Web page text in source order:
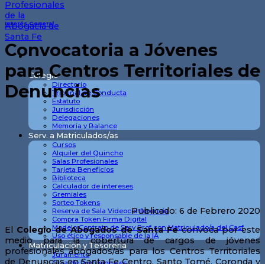
Colegio
Directorio
Tribunal de Conducta
Estatuto
Jurisdicción
Delegaciones
Memoria y Balance
Serv. a Matriculados/as
Cursos
Alquiler del Quincho
Salas Profesionales
Tarjeta Beneficios
Biblioteca
Calculador de intereses
Gremiales
Sorteo Tokens
Reserva de Sala Videoconferencia
Compra Token Firma Digital
Modelo Contrato de Serv Prof con Matriculado/a del Casf
Uso ético y responsable de la IA
Matriculación y Tesorería
Juramento
Interés General
Convocatoria a Jóvenes
para Centros Territoriales de
Denuncias
Publicado: 6 de Febrero 2020
El Colegio de Abogados de Santa Feconvoca por este
medio para la cobertura de cargos de jóvenes
profesionales abogados/as para los Centros Territoriales